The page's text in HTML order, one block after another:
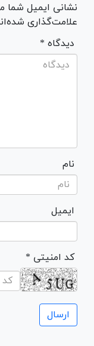
نشانی ایمیل شما
علامت‌گذاری
* دیدگاه
نام
ایمیل
* کد امنیتی